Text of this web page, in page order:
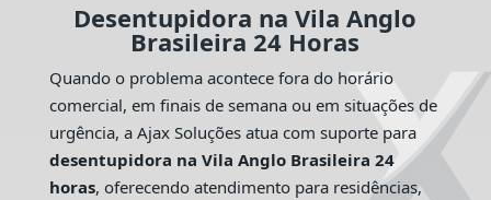
Desentupidora na Vila Anglo
Brasileira 24 Horas
Quando o problema acontece fora do horário
comercial, em finais de semana ou em situações de
urgência, a Ajax Soluções atua com suporte para
desentupidora na Vila Anglo Brasileira 24
horas, oferecendo atendimento para residências,